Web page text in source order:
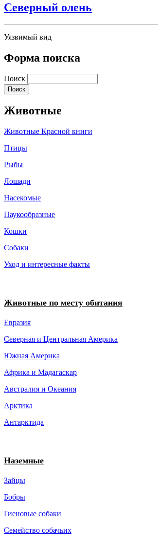
Северный олень
Уязвимый вид
Форма поиска
Поиск
Животные
Животные Красной книги
Птицы
Рыбы
Лошади
Насекомые
Паукообразные
Кошки
Собаки
Уход и интересные факты
Животные по месту обитания
Евразия
Северная и Центральная Америка
Южная Америка
Африка и Мадагаскар
Австралия и Океания
Арктика
Антарктида
Наземные
Зайцы
Бобры
Гиеновые собаки
Семейство собачьих